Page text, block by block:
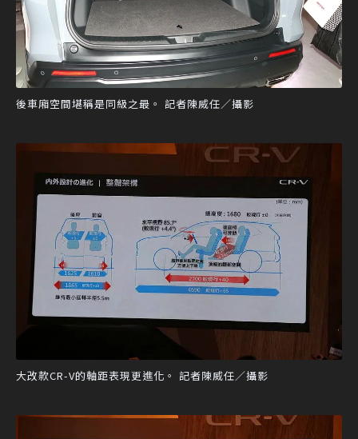
後車廂空間堪稱是同級之最。 記者陳威任／攝影
大改款CR-V的軸距表現更進化。 記者陳威任／攝影